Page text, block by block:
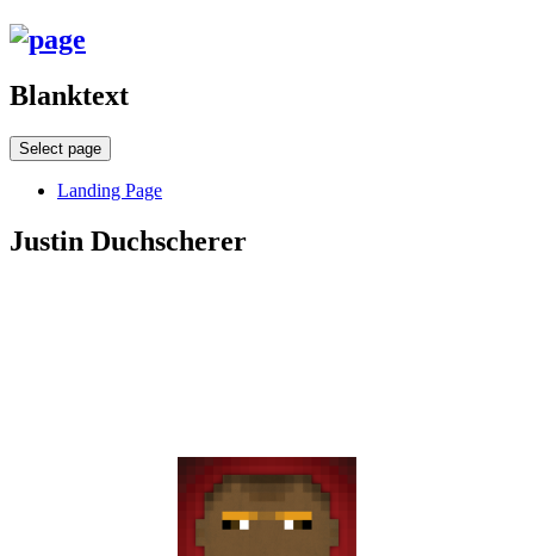
Blanktext
Select page
Landing Page
Justin Duchscherer